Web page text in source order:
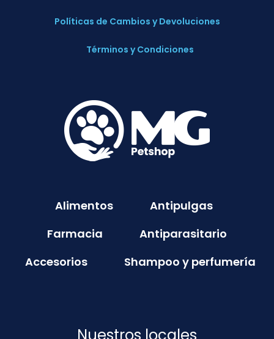
Políticas de Cambios y Devoluciones
Términos y Condiciones
Alimentos
Antipulgas
Farmacia
Antiparasitario
Accesorios
Shampoo y perfumería